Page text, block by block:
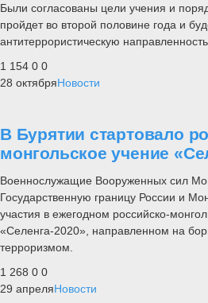
Были согласованы цели учения и
пройдет во второй половине года и
антитеррористическую направленность.
1 154 0 0
28 октябряНовости
В Бурятии стартовало
монгольское учение
Военнослужащие Вооруженных сил
Государственную границу России и
участия в ежегодном российско-
«Селенга-2020», направленном на
терроризмом.
1 268 0 0
29 апреляНовости